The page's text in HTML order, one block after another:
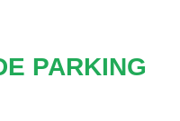
PARKING